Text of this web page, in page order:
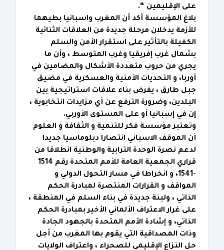
على الإقليمين “.
بلاغ المؤسسة أكد أن المغرب واسبانيا بطيهما
للأزمة يدخلان مرحلة جديدة من العلاقات الثنائية
الكفيلة بالتأثير على استقرار الأمن والسلم
بشمال غرب إفريقيا وغرب المتوسط ، وأن ما
يجري من حروب متعددة الأشكال والمضامين في
أوربا، و التحديات الأمنية والعسكرية في مضيق
جبل طارق ، يفرض بناء علاقات استراتيجية بين
البلدين، وضرورة الترفع عن أي مزايدات انتخابوية ،
إن في إسبانيا أو على المستوى الأوربي.
وتعتبر مؤسسة فكر للتنمية و الثقافة و العلوم
أن الموقف الاسباني انتصارا دبلوماسيا جديدا
لدعم نصرة الوحدة الترابية والوطنية انطلاقا من
قراري الجمعية العامة للأمم المتحدة رقم 1514
-1541، و انخراطا في مسار التحول الدولي و
المواقف و القرارات المنتصرة لمبادرة الحكم
الذاتي ، ولبنة جديدة في بناء السلم في المنطقة ،
على غرار الاعتراف الألماني الأخير بمبادرة الحكم
الذاتي، و إشادة الأمم المتحدة بالجهود الجادة
وذات المصداقية التي يقوم بها المغرب من أجل
حل النزاع الإقليمي للصحراء ، واعتراف الولايات